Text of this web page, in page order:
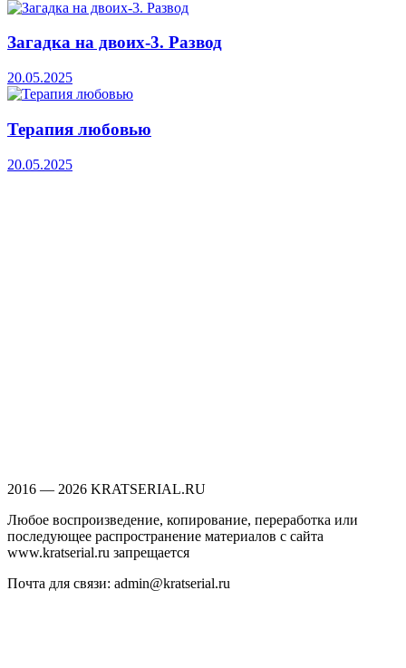
Загадка на двоих-3. Развод
20.05.2025
Терапия любовью
20.05.2025
2016 — 2026 KRATSERIAL.RU
Любое воспроизведение, копирование, переработка или
последующее распространение материалов с сайта
www.kratserial.ru запрещается
Почта для связи: admin@kratserial.ru